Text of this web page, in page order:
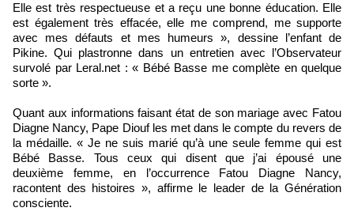
Elle est très respectueuse et a reçu une bonne éducation. Elle
est également très effacée, elle me comprend, me supporte
avec mes défauts et mes humeurs », dessine l’enfant de
Pikine. Qui plastronne dans un entretien avec l’Observateur
survolé par Leral.net : « Bébé Basse me complète en quelque
sorte ».
Quant aux informations faisant état de son mariage avec Fatou
Diagne Nancy, Pape Diouf les met dans le compte du revers de
la médaille. « Je ne suis marié qu’à une seule femme qui est
Bébé Basse. Tous ceux qui disent que j’ai épousé une
deuxième femme, en l’occurrence Fatou Diagne Nancy,
racontent des histoires », affirme le leader de la Génération
consciente.